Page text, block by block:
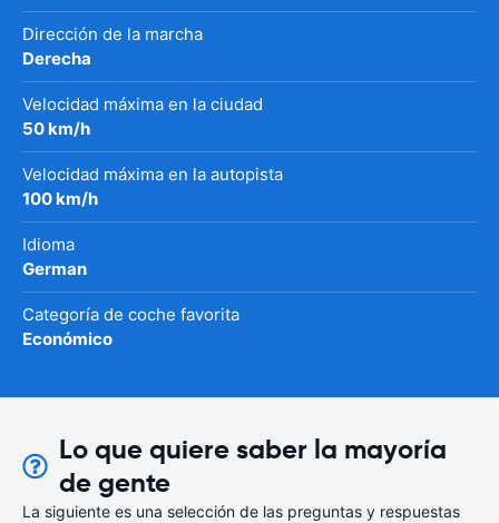
Dirección de la marcha
Derecha
Velocidad máxima en la ciudad
50 km/h
Velocidad máxima en la autopista
100 km/h
Idioma
German
Categoría de coche favorita
Económico
Lo que quiere saber la mayoría
de gente
La siguiente es una selección de las preguntas y respuestas